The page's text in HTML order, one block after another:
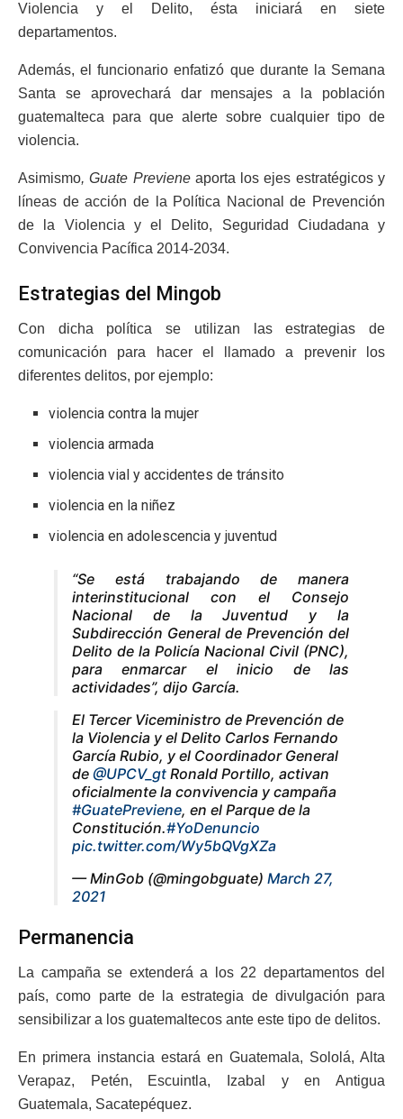
Violencia y el Delito, ésta iniciará en siete
departamentos.
Además, el funcionario enfatizó que durante la Semana
Santa se aprovechará dar mensajes a la población
guatemalteca para que alerte sobre cualquier tipo de
violencia.
Asimismo, Guate Previeneaporta los ejes estratégicos y
líneas de acción de la Política Nacional de Prevención
de la Violencia y el Delito, Seguridad Ciudadana y
Convivencia Pacífica 2014-2034.
Estrategias del Mingob
Con dicha política se utilizan las estrategias de
comunicación para hacer el llamado a prevenir los
diferentes delitos, por ejemplo:
violencia contra la mujer
violencia armada
violencia vial y accidentes de tránsito
violencia en la niñez
violencia en adolescencia y juventud
“Se está trabajando de manera
interinstitucional con el Consejo
Nacional de la Juventud y la
Subdirección General de Prevención del
Delito de la Policía Nacional Civil (PNC),
para enmarcar el inicio de las
actividades”, dijo García.
El Tercer Viceministro de Prevención de
la Violencia y el Delito Carlos Fernando
García Rubio, y el Coordinador General
de @UPCV_gt Ronald Portillo, activan
oficialmente la convivencia y campaña
#GuatePreviene, en el Parque de la
Constitución.#YoDenuncio
pic.twitter.com/Wy5bQVgXZa
— MinGob (@mingobguate) March 27,
2021
Permanencia
La campaña se extenderá a los 22 departamentos del
país, como parte de la estrategia de divulgación para
sensibilizar a los guatemaltecos ante este tipo de delitos.
En primera instancia estará en Guatemala, Sololá, Alta
Verapaz, Petén, Escuintla, Izabal y en Antigua
Guatemala, Sacatepéquez.